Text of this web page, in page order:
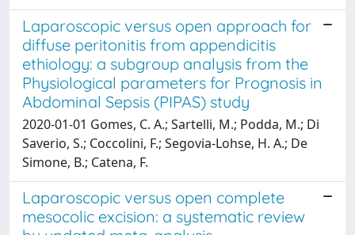
Laparoscopic versus open approach for
diffuse peritonitis from appendicitis
ethiology: a subgroup analysis from the
Physiological parameters for Prognosis in
Abdominal Sepsis (PIPAS) study
2020-01-01 Gomes, C. A.; Sartelli, M.; Podda, M.; Di
Saverio, S.; Coccolini, F.; Segovia-Lohse, H. A.; De
Simone, B.; Catena, F.
Laparoscopic versus open complete
mesocolic excision: a systematic review